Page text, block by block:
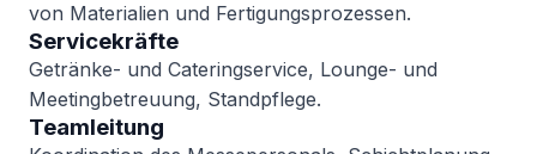
von Materialien und Fertigungsprozessen.
Servicekräfte
Getränke- und Cateringservice, Lounge- und
Meetingbetreuung, Standpflege.
Teamleitung